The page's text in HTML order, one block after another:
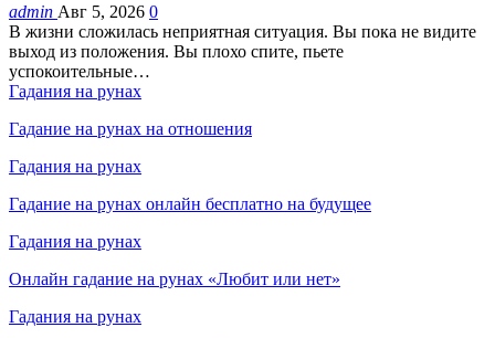
admin Авг 5, 2026 0
В жизни сложилась неприятная ситуация. Вы пока не видите
выход из положения. Вы плохо спите, пьете
успокоительные…
Гадания на рунах
Гадание на рунах на отношения
Гадания на рунах
Гадание на рунах онлайн бесплатно на будущее
Гадания на рунах
Онлайн гадание на рунах «Любит или нет»
Гадания на рунах